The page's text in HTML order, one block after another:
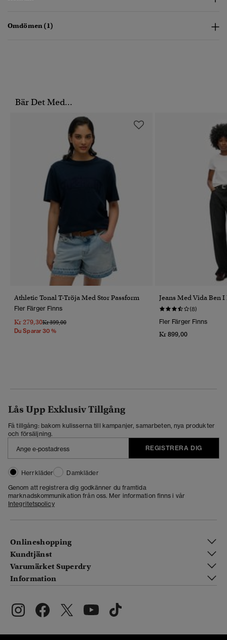
Omdömen (1)
Bär Det Med...
Athletic Tonal T-Tröja Med Stor Passform
Fler Färger Finns
Kr 279,30Pris Reducerat Från
Kr 399,00Till
Du Sparar 30 %
Jeans Med Vida Ben
(8)
Fler Färger Finns
Kr 899,00
Lås Upp Exklusiv Tillgång
Få tillgång: bakom kulisserna till kampanjer, samarbeten, nya produkter
och försäljning.
REGISTRERA DIG
Herrkläder
Damkläder
Genom att registrera dig godkänner du framtida
marknadskommunikation från oss. Mer information finns i vår
Integritetspolicy
Onlineshopping
Kundtjänst
Varumärket Superdry
Information